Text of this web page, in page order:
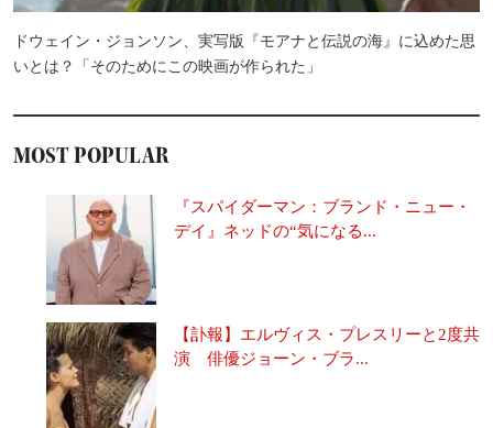
ドウェイン・ジョンソン、実写版『モアナと伝説の海』に込めた思
いとは？「そのためにこの映画が作られた」
MOST POPULAR
『スパイダーマン：ブランド・ニュー・
デイ』ネッドの“気になる...
【訃報】エルヴィス・プレスリーと2度共
演 俳優ジョーン・ブラ...